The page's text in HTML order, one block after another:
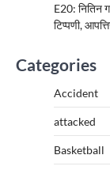
E20: नितिन
टिप्पणी,
Categories
Accident
attacked
Basketball